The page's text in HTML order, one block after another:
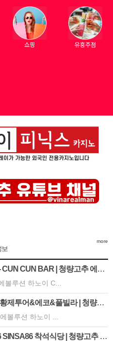
쇼핑 유흥주점
more
CUN BAR | 청량고추 에볼
새로운 헤택 알림사항 | 청량고추 에볼루션 하노이 C...
제투어&에코&풀빌라 | 청량고
새로운 입점 매장 소식 | 청량고추 에볼루션 하노이 ...
착석식당 | 청량고추 에